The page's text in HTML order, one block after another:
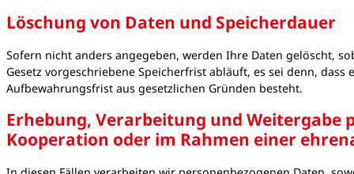
Löschung von Daten und Speicherdauer
Sofern nicht anders angegeben, werden Ihre Daten gelöscht,
Gesetz vorgeschriebene Speicherfrist abläuft, es sei denn,
Aufbewahrungsfrist aus gesetzlichen Gründen besteht.
Erhebung, Verarbeitung und Weitergabe
Kooperation oder im Rahmen einer